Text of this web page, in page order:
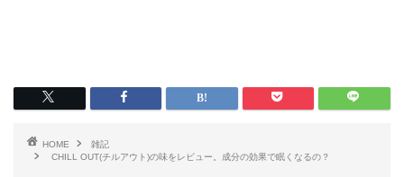
HOME
雑記
CHILL OUT(チルアウト)の味をレビュー。成分の効果で眠くなるの？